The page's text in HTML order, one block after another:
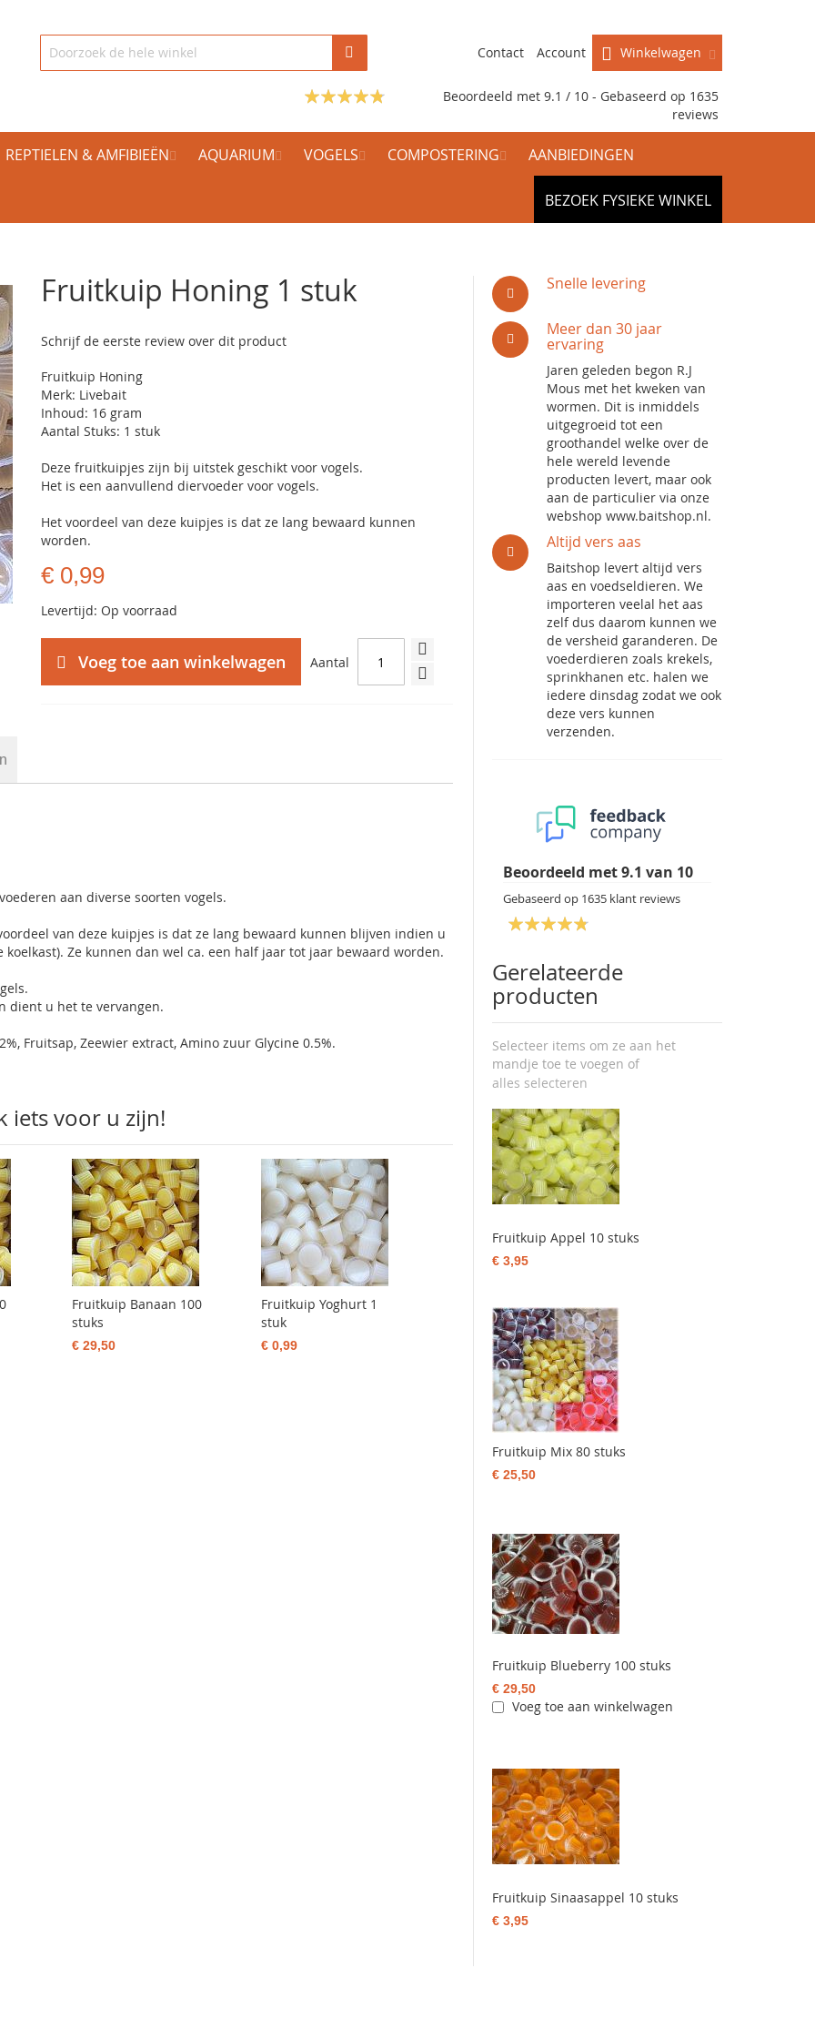
Winkelwagen
Contact Account
Beoordeeld met 9.1 / 10 - Gebaseerd op 1635
reviews
REPTIELEN & AMFIBIEËN AQUARIUM VOGELS COMPOSTERING AANBIEDINGEN
BEZOEK FYSIEKE WINKEL
Fruitkuip Honing 1 stuk
Schrijf de eerste review over dit product
Fruitkuip Honing
Merk: Livebait
Inhoud: 16 gram
Aantal Stuks: 1 stuk
Deze fruitkuipjes zijn bij uitstek geschikt voor vogels.
Het is een aanvullend diervoeder voor vogels.
Het voordeel van deze kuipjes is dat ze lang bewaard kunnen
worden.
€ 0,99
Levertijd: Op voorraad
Aantal
Voeg toe aan winkelwagen
Snelle levering
Meer dan 30 jaar
ervaring
Jaren geleden begon R.J
Mous met het kweken van
wormen. Dit is inmiddels
uitgegroeid tot een
groothandel welke over de
hele wereld levende
producten levert, maar ook
aan de particulier via onze
webshop www.baitshop.nl.
Altijd vers aas
Baitshop levert altijd vers
aas en voedseldieren. We
importeren veelal het aas
zelf dus daarom kunnen we
de versheid garanderen. De
voederdieren zoals krekels,
sprinkhanen etc. halen we
iedere dinsdag zodat we ook
deze vers kunnen
verzenden.
Beoordeeld met9.1 van 10
Gebaseerd op 1635 klant reviews
Gerelateerde
producten
Selecteer items om ze aan het
mandje toe te voegen of
alles selecteren
Fruitkuip Appel 10 stuks
€ 3,95
Fruitkuip Mix 80 stuks
€ 25,50
Fruitkuip Blueberry 100 stuks
€ 29,50
Voeg toe aan winkelwagen
Fruitkuip Sinaasappel 10 stuks
€ 3,95
aan diverse soorten vogels.
van deze kuipjes is dat ze lang bewaard kunnen blijven indien u
Ze kunnen dan wel ca. een half jaar tot jaar bewaard worden.
dient u het te vervangen.
Fruitsap, Zeewier extract, Amino zuur Glycine 0.5%.
iets voor u zijn!
Fruitkuip Banaan 100
stuks
€ 29,50
Fruitkuip Yoghurt 1
stuk
€ 0,99